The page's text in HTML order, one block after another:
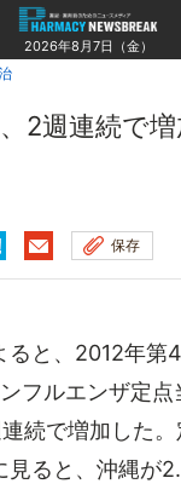
2026年8月7日（金）
2週連続で
保存
と、2012年第
フルエンザ定
続で増加した
見ると、沖縄が